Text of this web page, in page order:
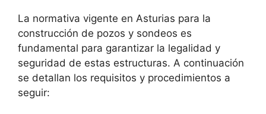
La normativa vigente en Asturias para la
construcción de pozos y sondeos es
fundamental para garantizar la legalidad y
seguridad de estas estructuras. A continuación
se detallan los requisitos y procedimientos a
seguir: